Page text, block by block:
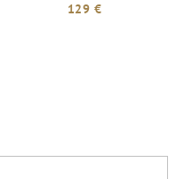
129 €